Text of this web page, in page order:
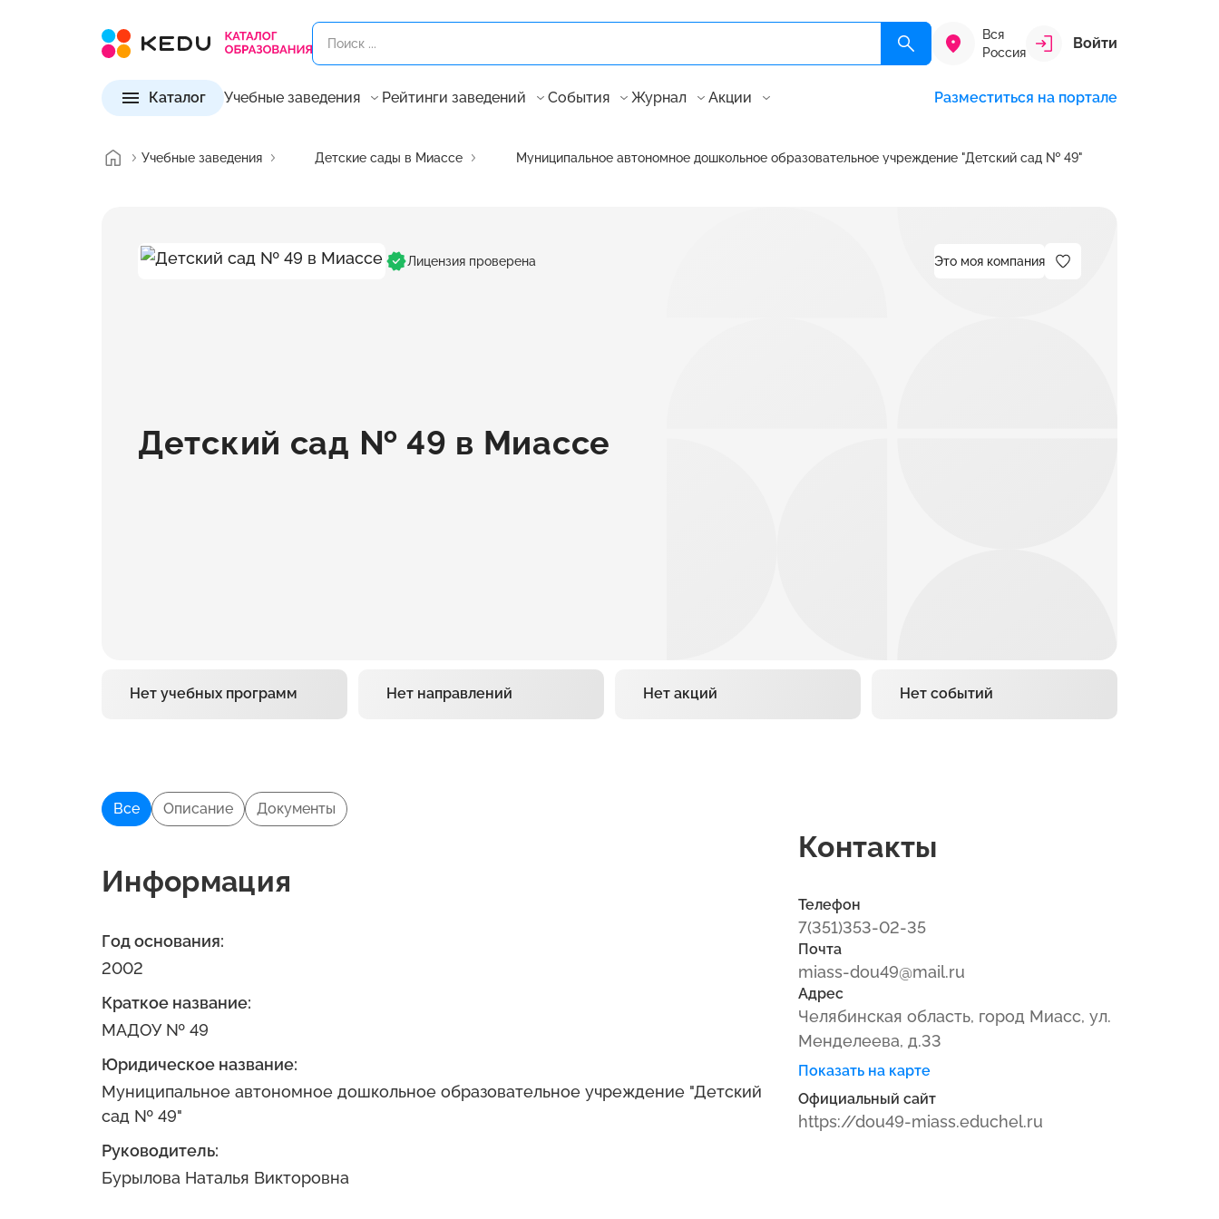
Вся
Россия
Войти
Каталог Учебные заведения Рейтинги заведений События Журнал Акции Разместиться на портале
Учебные заведения Детские сады в Миассе Муниципальное автономное дошкольное образовательное учреждение "Детский сад № 49"
Лицензия проверена Это моя компания
Детский сад № 49 в Миассе
Нет учебных программ Нет направлений Нет акций Нет событий
Все Описание Документы
Информация
Год основания:
2002
Краткое название:
МАДОУ № 49
Юридическое название:
Муниципальное автономное дошкольное образовательное учреждение "Детский
сад № 49"
Руководитель:
Бурылова Наталья Викторовна
Контакты
Телефон
7(351)353-02-35
Почта
miass-dou49@mail.ru
Адрес
Челябинская область, город Миасс, ул.
Менделеева, д.33
Показать на карте
Официальный сайт
https://dou49-miass.educhel.ru